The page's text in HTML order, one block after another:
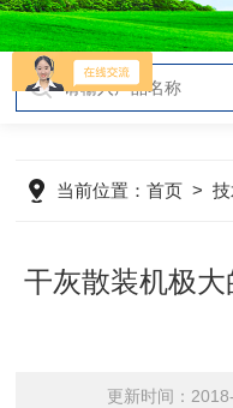
当前位置：首页 >
干灰散装机极
更新时间：